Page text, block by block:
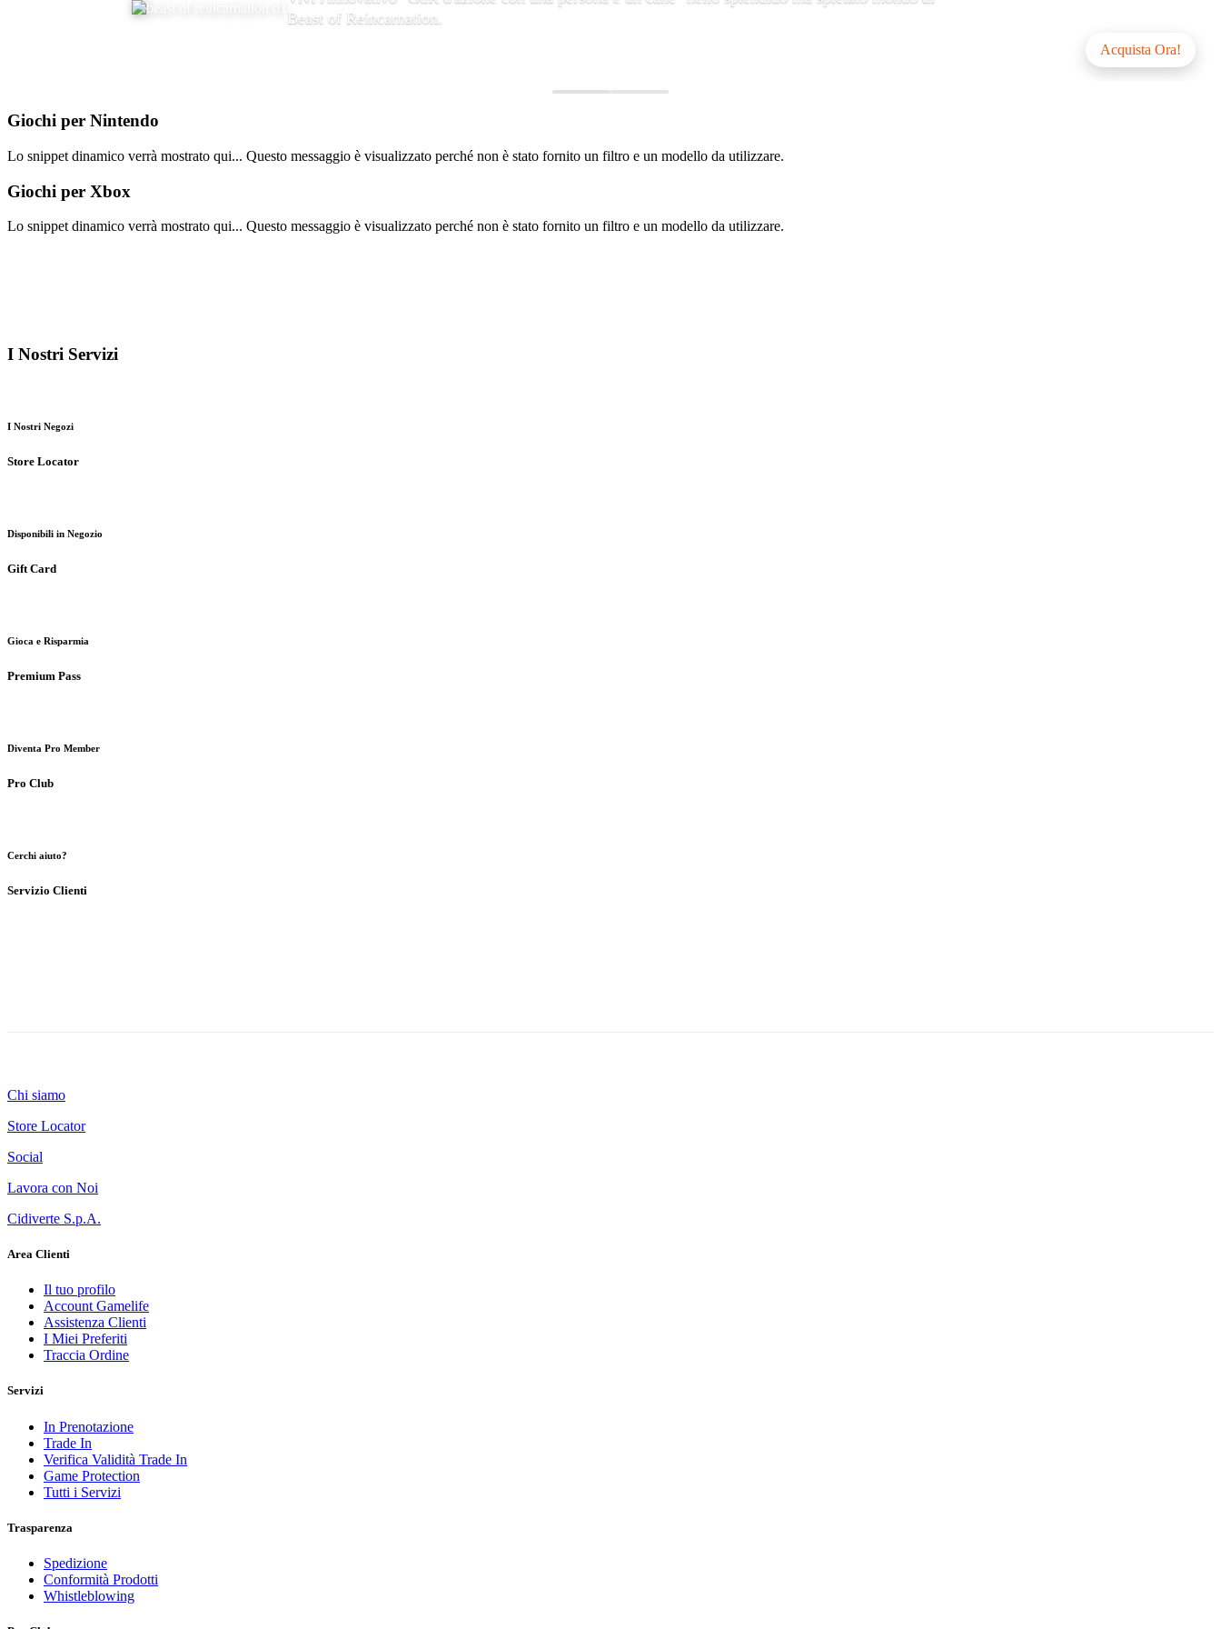
Beast of Reincarnation.
Acquista Ora!
Giochi per Nintendo
Lo snippet dinamico verrà mostrato qui... Questo messaggio è visualizzato perché non è stato fornito un filtro e un modello da utilizzare.
Giochi per Xbox
Lo snippet dinamico verrà mostrato qui... Questo messaggio è visualizzato perché non è stato fornito un filtro e un modello da utilizzare.
I Nostri Servizi
I Nostri Negozi
Store Locator
Disponibili in Negozio
Gift Card
Gioca e Risparmia
Premium Pass
Diventa Pro Member
Pro Club
Cerchi aiuto?
Servizio Clienti
Chi siamo
Store Locator
Social
Lavora con Noi
Cidiverte S.p.A.
Area Clienti
Il tuo profilo
Account Gamelife
Assistenza Clienti
I Miei Preferiti
Traccia Ordine
Servizi
In Prenotazione
Trade In
Verifica Validità Trade In
Game Protection
Tutti i Servizi
Trasparenza
Spedizione
Conformità Prodotti
Whistleblowing